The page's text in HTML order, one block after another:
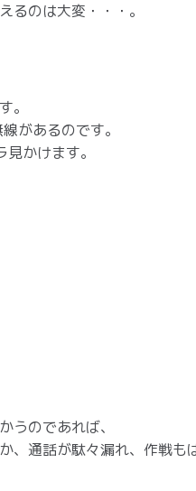
るのは大変・・・。
。
があるのです。
かけます。
うのであれば、
、通話が駄々漏れ、作戦も